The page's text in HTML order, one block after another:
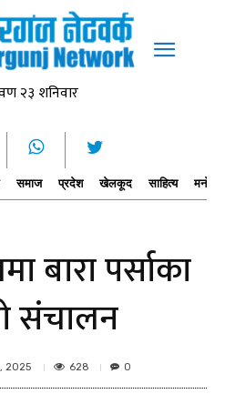
समाज प्रदेश खेलकूद साहित्य
बारा पर्साका
संचालन
2025 628 0